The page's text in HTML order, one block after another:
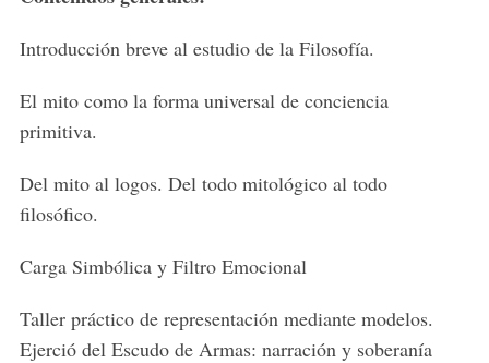
Introducción breve al estudio de la Filosofía.
El mito como la forma universal de conciencia
primitiva.
Del mito al logos. Del todo mitológico al todo
filosófico.
Carga Simbólica y Filtro Emocional
Taller práctico de representación mediante modelos.
Ejerció del Escudo de Armas: narración y soberanía